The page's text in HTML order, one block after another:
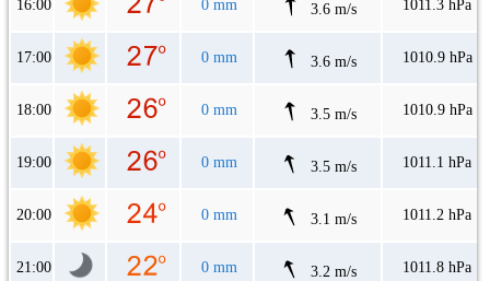
16:00 0 mm 3.6 m/s 1011.3 hPa
17:00 0 mm 3.6 m/s 1010.9 hPa
18:00 0 mm 3.5 m/s 1010.9 hPa
19:00 0 mm 3.5 m/s 1011.1 hPa
20:00 0 mm 3.1 m/s 1011.2 hPa
21:00 0 mm 3.2 m/s 1011.8 hPa